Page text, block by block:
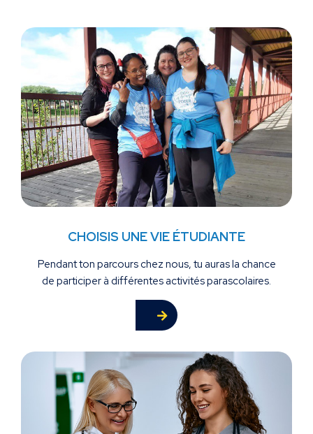
CHOISIS UNE VIE ÉTUDIANTE
Pendant ton parcours chez nous, tu auras la chance
de participer à différentes activités parascolaires.